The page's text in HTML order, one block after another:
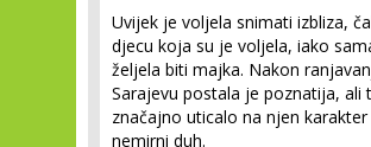
Uvijek je voljela snimati izbliza,
djecu koja su je voljela, iako
željela biti majka. Nakon
Sarajevu postala je poznatija, ali
značajno uticalo na njen karakter
nemirni duh.